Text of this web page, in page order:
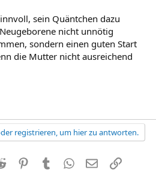
sein Quäntchen dazu
nicht unnötig
sondern einen guten Start
die Mutter nicht ausreichend
registrieren, um hier zu antworten.
Reddit PinterestTumblr WhatsApp
E-MailLink